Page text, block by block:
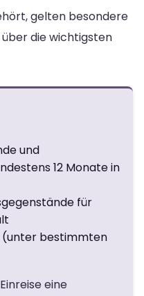
gelten besondere
die wichtigsten
und
12 Monate in
für
(unter bestimmten
eine